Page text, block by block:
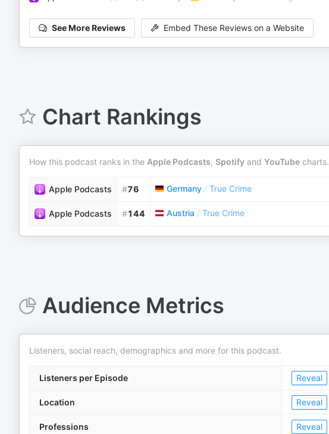
See More Reviews Embed These Reviews on a Website
Chart Rankings
How this podcast ranks in the Apple Podcasts, Spotify and YouTube charts.
Apple Podcasts #76 Germany / True Crime
Apple Podcasts #144 Austria / True Crime
Audience Metrics
Listeners, social reach, demographics and more for this podcast.
Listeners per Episode Reveal
Location Reveal
Professions Reveal